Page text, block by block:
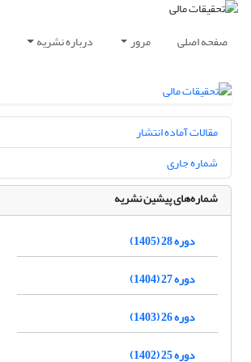
صفحه اصلی مرور درباره نشریه
مقالات آماده انتشار
شماره جاری
شماره‌های پیشین نشریه
دوره 28 (1405)
دوره 27 (1404)
دوره 26 (1403)
دوره 25 (1402)